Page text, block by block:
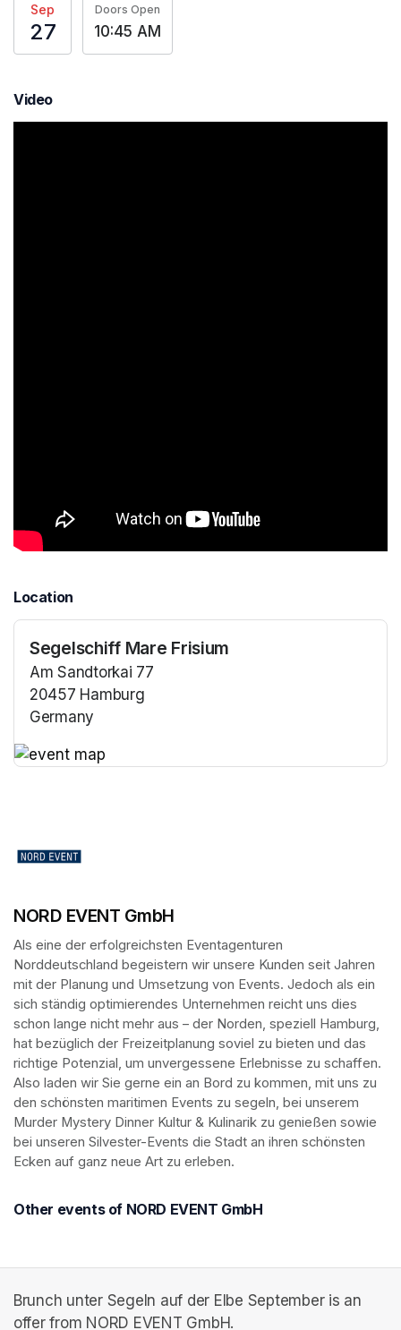
Sep
27
Doors Open
10:45 AM
Video
Location
Segelschiff Mare Frisium
Am Sandtorkai 77
20457 Hamburg
Germany
NORD EVENT GmbH
Als eine der erfolgreichsten Eventagenturen
Norddeutschland begeistern wir unsere Kunden seit Jahren
mit der Planung und Umsetzung von Events. Jedoch als ein
sich ständig optimierendes Unternehmen reicht uns dies
schon lange nicht mehr aus – der Norden, speziell Hamburg,
hat bezüglich der Freizeitplanung soviel zu bieten und das
richtige Potenzial, um unvergessene Erlebnisse zu schaffen.
Also laden wir Sie gerne ein an Bord zu kommen, mit uns zu
den schönsten maritimen Events zu segeln, bei unserem
Murder Mystery Dinner Kultur & Kulinarik zu genießen sowie
bei unseren Silvester-Events die Stadt an ihren schönsten
Ecken auf ganz neue Art zu erleben.
Other events of NORD EVENT GmbH
Brunch unter Segeln auf der Elbe September is an
offer from NORD EVENT GmbH.